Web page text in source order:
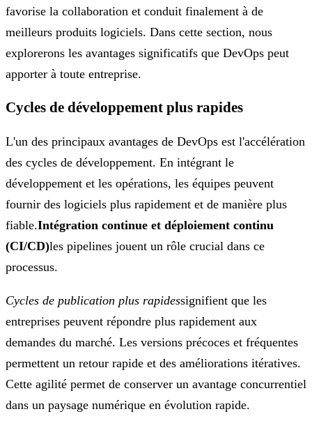
favorise la collaboration et conduit finalement à de
meilleurs produits logiciels. Dans cette section, nous
explorerons les avantages significatifs que DevOps peut
apporter à toute entreprise.
Cycles de développement plus rapides
L'un des principaux avantages de DevOps est l'accélération
des cycles de développement. En intégrant le
développement et les opérations, les équipes peuvent
fournir des logiciels plus rapidement et de manière plus
fiable.Intégration continue et déploiement continu
(CI/CD)les pipelines jouent un rôle crucial dans ce
processus.
Cycles de publication plus rapidessignifient que les
entreprises peuvent répondre plus rapidement aux
demandes du marché. Les versions précoces et fréquentes
permettent un retour rapide et des améliorations itératives.
Cette agilité permet de conserver un avantage concurrentiel
dans un paysage numérique en évolution rapide.